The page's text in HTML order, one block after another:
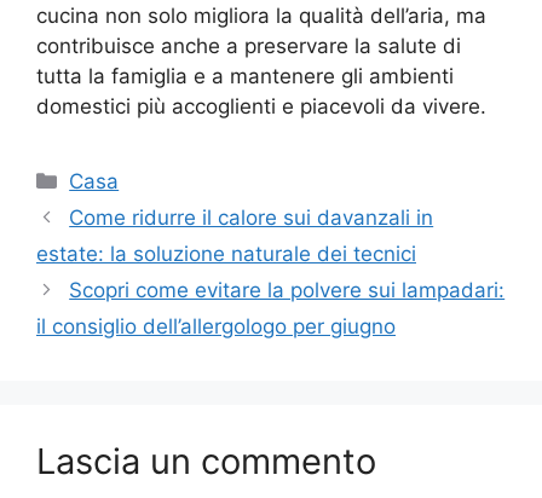
cucina non solo migliora la qualità dell’aria, ma
contribuisce anche a preservare la salute di
tutta la famiglia e a mantenere gli ambienti
domestici più accoglienti e piacevoli da vivere.
Categorie
Casa
Come ridurre il calore sui davanzali in
estate: la soluzione naturale dei tecnici
Scopri come evitare la polvere sui lampadari:
il consiglio dell’allergologo per giugno
Lascia un commento